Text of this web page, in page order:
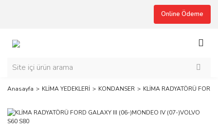
Online Ödeme
Anasayfa KLİMA YEDEKLERİ KONDANSER KLİMA RADYATÖRÜ